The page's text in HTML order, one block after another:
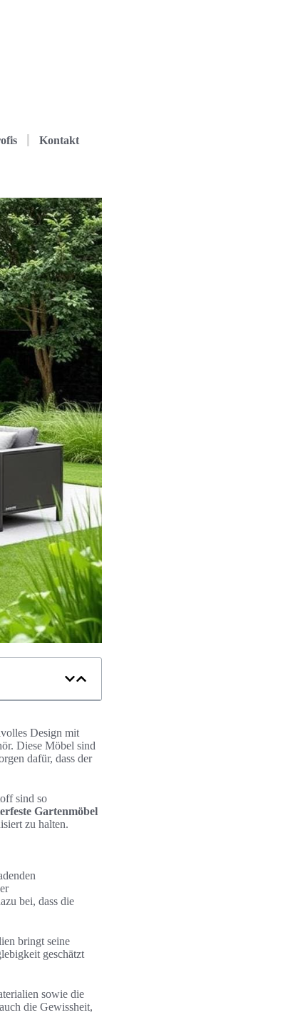
Kontakt
Design mit
Diese Möbel sind
dafür, dass der
sind so
Gartenmöbel
zu halten.
bei, dass die
bringt seine
geschätzt
sowie die
die Gewissheit,